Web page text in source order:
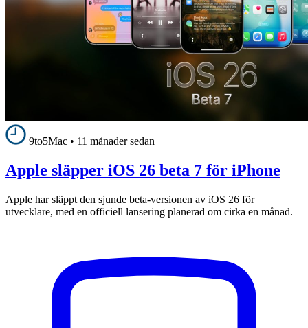
9to5Mac • 11 månader sedan
Apple släpper iOS 26 beta 7 för iPhone
Apple har släppt den sjunde beta-versionen av iOS 26 för
utvecklare, med en officiell lansering planerad om cirka en månad.